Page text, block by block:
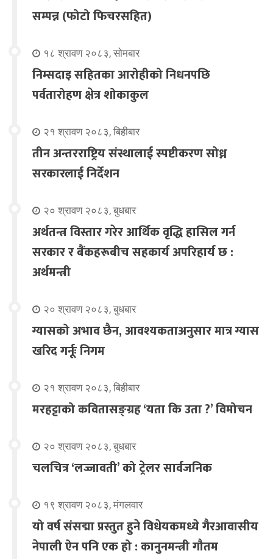
सम्पन्न (फोटो फिचरसहित)
१८ श्रावण २०८३, सोमबार
निम्सदाइ सहितका आरोहीको निधनपछि
पर्वतारोहण क्षेत्र शोकाकुल
२१ श्रावण २०८३, बिहीबार
तीन अन्तरराष्ट्रिय संस्थालाई स्पष्टीकरण सोध्न
सरकारलाई निर्देशन
२० श्रावण २०८३, बुधबार
अर्थतन्त्र विस्तार गरेर आर्थिक वृद्धि हासिल गर्न
सरकार र बैंकहरूबीच सहकार्य अपरिहार्य छ :
अर्थमन्त्री
२० श्रावण २०८३, बुधबार
ग्यासको अभाव छैन, आवश्यकताअनुसार मात्र ग्यास
खरिद गर्नूः निगम
२१ श्रावण २०८३, बिहीबार
मरहट्टाको कवितासङ्ग्रह ‘यता कि उता ?’ विमोचन
२० श्रावण २०८३, बुधबार
चलचित्र ‘लज्जावती’ को ट्रेलर सार्वजनिक
१९ श्रावण २०८३, मंगलवार
यो वर्ष संसद्मा प्रस्तुत हुने विधेयकमध्ये गैरआवासीय
नेपाली ऐन पनि एक हो : कानुनमन्त्री गौतम